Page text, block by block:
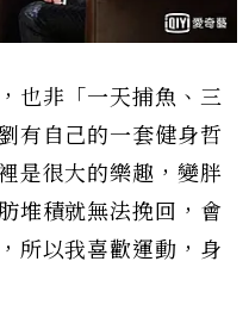
也非「一天捕魚、三
有自己的一套健身哲
是很大的樂趣，變胖
堆積就無法挽回，會
所以我喜歡運動，身